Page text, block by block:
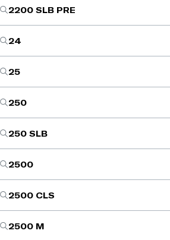
2200 SLB PRE
24
25
250
250 SLB
2500
2500 CLS
2500 M